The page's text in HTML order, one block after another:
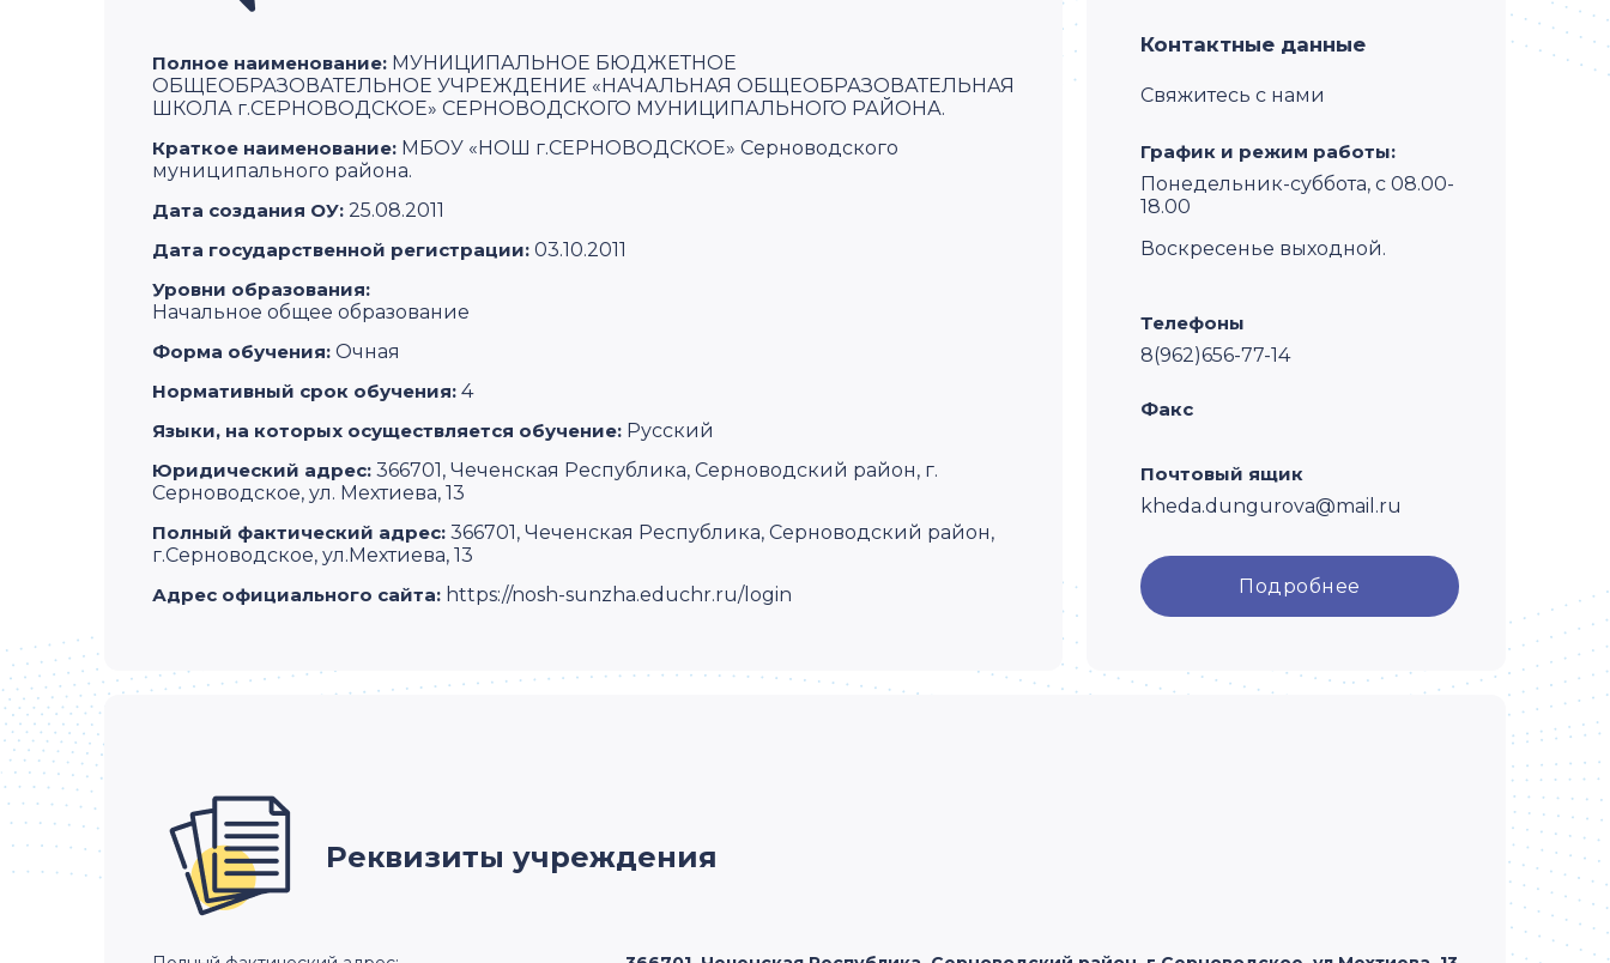
Полное наименование: МУНИЦИПАЛЬНОЕ БЮДЖЕТНОЕ
ОБЩЕОБРАЗОВАТЕЛЬНОЕ УЧРЕЖДЕНИЕ «НАЧАЛЬНАЯ ОБЩЕОБРАЗОВАТЕЛЬНАЯ
ШКОЛА г.СЕРНОВОДСКОЕ» СЕРНОВОДСКОГО МУНИЦИПАЛЬНОГО РАЙОНА.
Краткое наименование: МБОУ «НОШ г.СЕРНОВОДСКОЕ» Серноводского
муниципального района.
Дата создания ОУ: 25.08.2011
Дата государственной регистрации: 03.10.2011
Уровни образования:
Начальное общее образование
Форма обучения: Очная
Нормативный срок обучения: 4
Языки, на которых осуществляется обучение: Русский
Юридический адрес: 366701, Чеченская Республика, Серноводский район, г.
Серноводское, ул. Мехтиева, 13
Полный фактический адрес: 366701, Чеченская Республика, Серноводский район,
г.Серноводское, ул.Мехтиева, 13
Адрес официального сайта: https://nosh-sunzha.educhr.ru/login
Контактные данные
Свяжитесь с нами
График и режим работы:
Понедельник-суббота, с 08.00-
18.00
Воскресенье выходной.
Телефоны
8(962)656-77-14
Факс
Почтовый ящик
kheda.dungurova@mail.ru
Подробнее
Реквизиты учреждения